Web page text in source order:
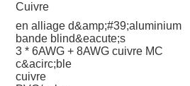
Cuivre
en alliage d&amp;#39;aluminium
bande blind&eacute;s
3 * 6AWG + 8AWG cuivre MC
c&acirc;ble
cuivre